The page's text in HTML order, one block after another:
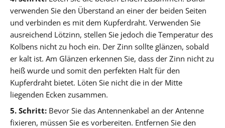
verwenden Sie den Überstand an einer der beiden Seiten
und verbinden es mit dem Kupferdraht. Verwenden Sie
ausreichend Lötzinn, stellen Sie jedoch die Temperatur des
Kolbens nicht zu hoch ein. Der Zinn sollte glänzen, sobald
er kalt ist. Am Glänzen erkennen Sie, dass der Zinn nicht zu
heiß wurde und somit den perfekten Halt für den
Kupferdraht bietet. Löten Sie nicht die in der Mitte
liegenden Ecken zusammen.
5. Schritt: Bevor Sie das Antennenkabel an der Antenne
fixieren, müssen Sie es vorbereiten. Entfernen Sie den